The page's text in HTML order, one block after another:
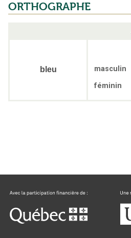
ORTHOGRAPHE
bleu
masculin
féminin